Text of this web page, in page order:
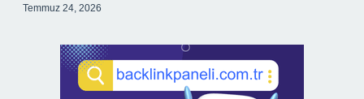
Temmuz 24, 2026